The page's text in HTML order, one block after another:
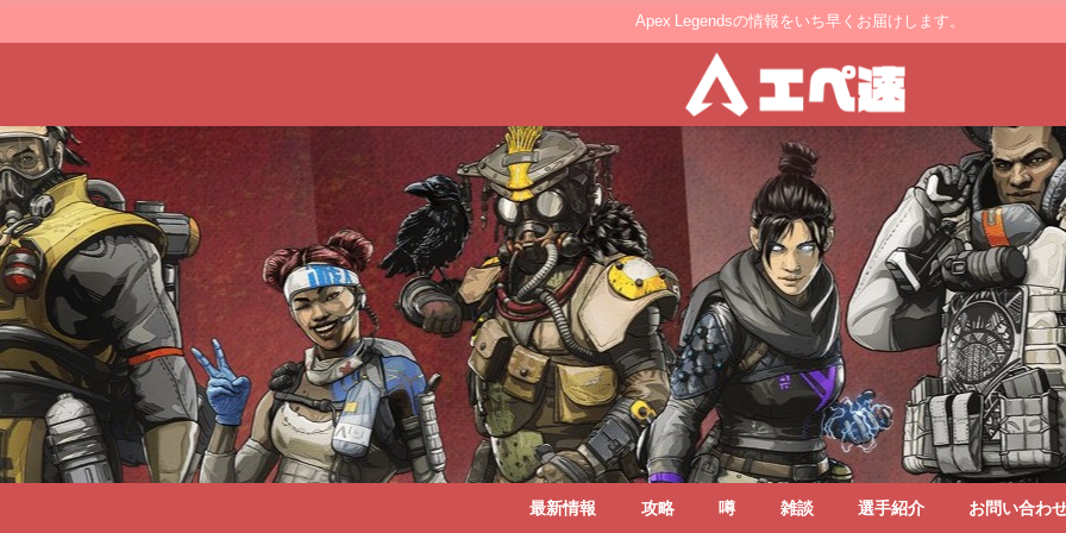
Apex Legendsの情報をいち早くお届けします。
最新情報 攻略 噂 雑談 選手紹介 お問い合わ